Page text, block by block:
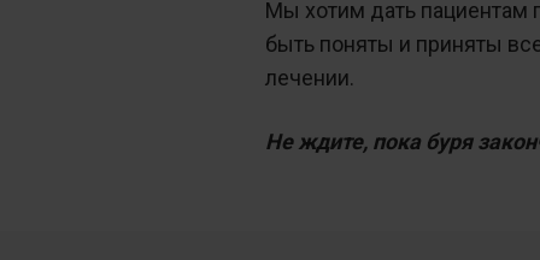
Мы хотим дать пациентам
быть поняты и приняты
лечении.
Не ждите, пока буря